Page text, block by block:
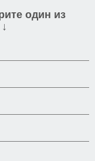
один из